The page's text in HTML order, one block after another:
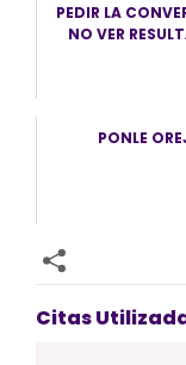
PEDIR LA
NO VER
PONLE
Citas